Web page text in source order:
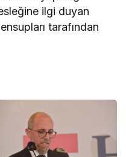
ilgi duyan
tarafından